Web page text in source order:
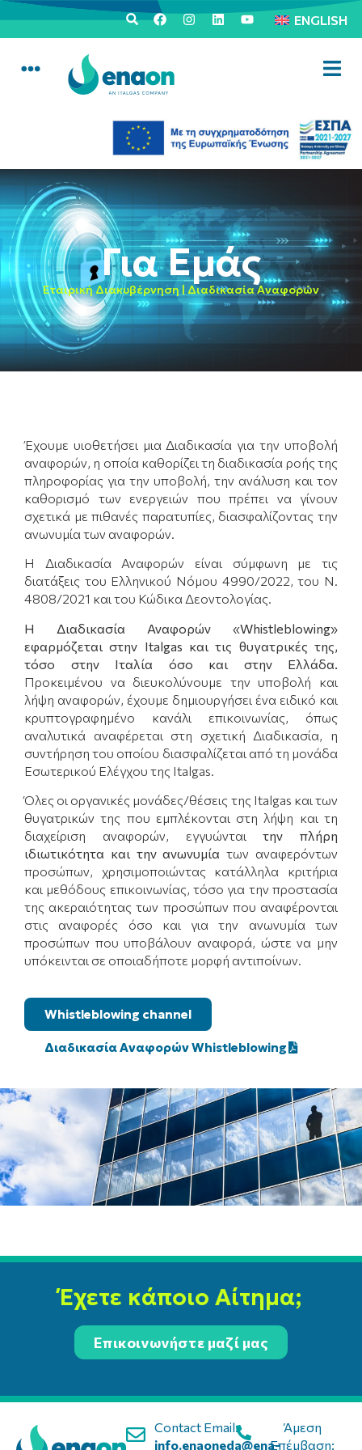
ENGLISH
Για Εμάς
Εταιρική Διακυβέρνηση | Διαδικασία Αναφορών
Έχουμε υιοθετήσει μια Διαδικασία για την υποβολή
αναφορών, η οποία καθορίζει τη διαδικασία ροής της
πληροφορίας για την υποβολή, την ανάλυση και τον
καθορισμό των ενεργειών που πρέπει να γίνουν
σχετικά με πιθανές παρατυπίες, διασφαλίζοντας την
ανωνυμία των αναφορών.
Η Διαδικασία Αναφορών είναι σύμφωνη με τις
διατάξεις του Ελληνικού Νόμου 4990/2022, του Ν.
4808/2021 και του Κώδικα Δεοντολογίας.
Η Διαδικασία Αναφορών «Whistleblowing»
εφαρμόζεται στην Italgas και τις θυγατρικές της,
τόσο στην Ιταλία όσο και στην Ελλάδα.
Προκειμένου να διευκολύνουμε την υποβολή και
λήψη αναφορών, έχουμε δημιουργήσει ένα ειδικό και
κρυπτογραφημένο κανάλι επικοινωνίας, όπως
αναλυτικά αναφέρεται στη σχετική Διαδικασία, η
συντήρηση του οποίου διασφαλίζεται από τη μονάδα
Εσωτερικού Ελέγχου της Italgas.
Όλες οι οργανικές μονάδες/θέσεις της Italgas και των
θυγατρικών της που εμπλέκονται στη λήψη και τη
διαχείριση αναφορών, εγγυώνταιτην πλήρη
ιδιωτικότητα και την ανωνυμία των αναφερόντων
προσώπων, χρησιμοποιώντας κατάλληλα κριτήρια
και μεθόδους επικοινωνίας, τόσο για την προστασία
της ακεραιότητας των προσώπων που αναφέρονται
στις αναφορές όσο και για την ανωνυμία των
προσώπων που υποβάλουν αναφορά, ώστε να μην
υπόκεινται σε οποιαδήποτε μορφή αντιποίνων.
Whistleblowing channel
Διαδικασία Αναφορών Whistleblowing
Έχετε κάποιο Αίτημα;
Επικοινωνήστε μαζί μας
Contact Email:
info.enaoneda@ena-
Άμεση
Επέμβαση: